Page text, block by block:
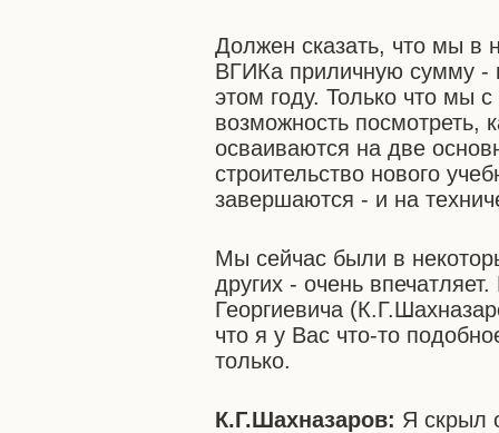
Должен сказать, что мы в
ВГИКа приличную сумму -
этом году. Только что мы
возможность посмотреть,
осваиваются на две
строительство нового
завершаются - и на
Мы сейчас были в
других - очень
Георгиевича
что я у Вас что-то
только.
К.Г.Шахназаров: Я скрыл